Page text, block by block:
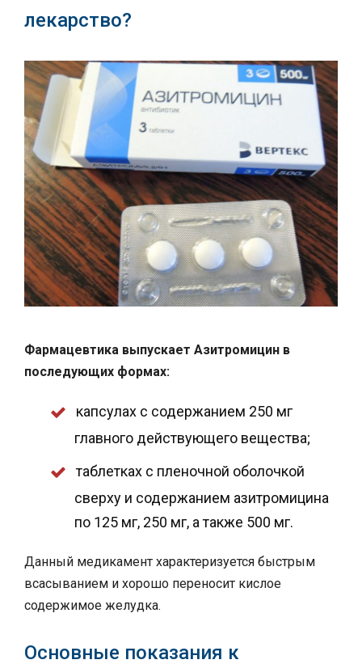
лекарство?
Фармацевтика выпускает Азитромицин в
последующих формах:
капсулах с содержанием 250 мг
главного действующего вещества;
таблетках с пленочной оболочкой
сверху и содержанием азитромицина
по 125 мг, 250 мг, а также 500 мг.
Данный медикамент характеризуется быстрым
всасыванием и хорошо переносит кислое
содержимое желудка.
Основные показания к